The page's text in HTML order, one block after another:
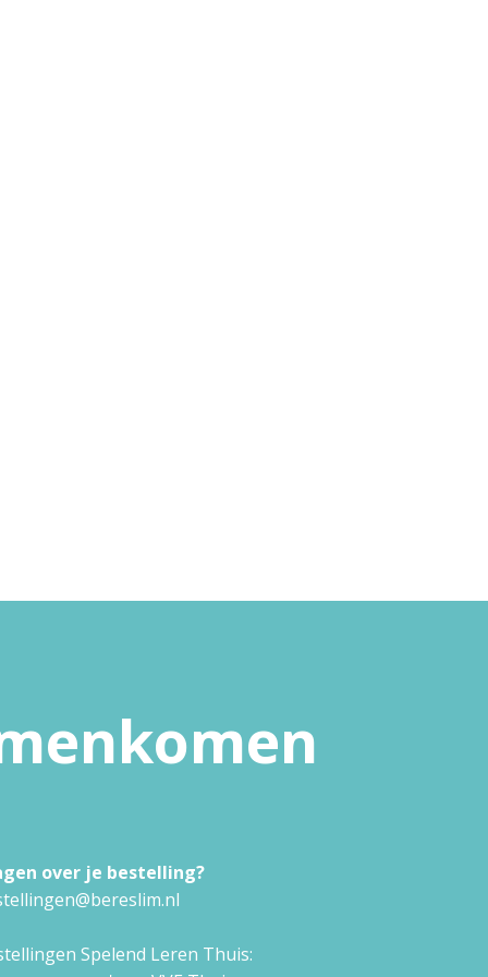
over je bestelling?
Spelend Leren Thuis: